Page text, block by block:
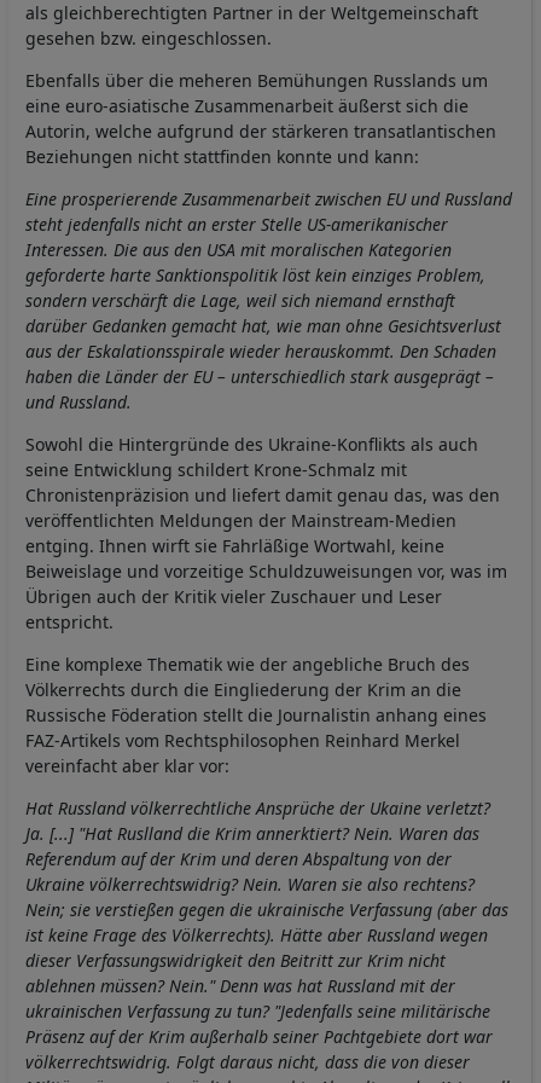
als gleichberechtigten Partner in der Weltgemeinschaft
gesehen bzw. eingeschlossen.
Ebenfalls über die meheren Bemühungen Russlands um
eine euro-asiatische Zusammenarbeit äußerst sich die
Autorin, welche aufgrund der stärkeren transatlantischen
Beziehungen nicht stattfinden konnte und kann:
Eine prosperierende Zusammenarbeit zwischen EU und Russland
steht jedenfalls nicht an erster Stelle US-amerikanischer
Interessen. Die aus den USA mit moralischen Kategorien
geforderte harte Sanktionspolitik löst kein einziges Problem,
sondern verschärft die Lage, weil sich niemand ernsthaft
darüber Gedanken gemacht hat, wie man ohne Gesichtsverlust
aus der Eskalationsspirale wieder herauskommt. Den Schaden
haben die Länder der EU – unterschiedlich stark ausgeprägt –
und Russland.
Sowohl die Hintergründe des Ukraine-Konflikts als auch
seine Entwicklung schildert Krone-Schmalz mit
Chronistenpräzision und liefert damit genau das, was den
veröffentlichten Meldungen der Mainstream-Medien
entging. Ihnen wirft sie Fahrläßige Wortwahl, keine
Beiweislage und vorzeitige Schuldzuweisungen vor, was im
Übrigen auch der Kritik vieler Zuschauer und Leser
entspricht.
Eine komplexe Thematik wie der angebliche Bruch des
Völkerrechts durch die Eingliederung der Krim an die
Russische Föderation stellt die Journalistin anhang eines
FAZ-Artikels vom Rechtsphilosophen Reinhard Merkel
vereinfacht aber klar vor:
Hat Russland völkerrechtliche Ansprüche der Ukaine verletzt?
Ja. [...] "Hat Ruslland die Krim annerktiert? Nein. Waren das
Referendum auf der Krim und deren Abspaltung von der
Ukraine völkerrechtswidrig? Nein. Waren sie also rechtens?
Nein; sie verstießen gegen die ukrainische Verfassung (aber das
ist keine Frage des Völkerrechts). Hätte aber Russland wegen
dieser Verfassungswidrigkeit den Beitritt zur Krim nicht
ablehnen müssen? Nein." Denn was hat Russland mit der
ukrainischen Verfassung zu tun? "Jedenfalls seine militärische
Präsenz auf der Krim außerhalb seiner Pachtgebiete dort war
völkerrechtswidrig. Folgt daraus nicht, dass die von dieser